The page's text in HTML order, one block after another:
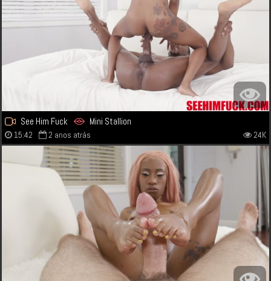
See Him Fuck Mini Stallion
15:42 2 anos atrás 24K